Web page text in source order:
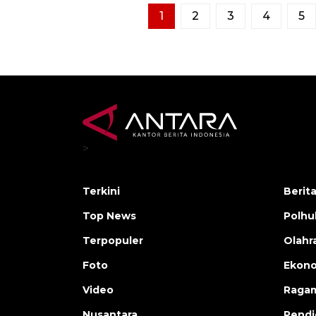
1 2 3 4 5
>
Terkini
Top News
Terpopuler
Foto
Video